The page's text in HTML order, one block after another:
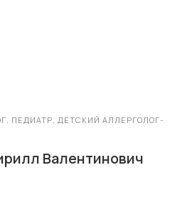
ПЕДИАТР, ДЕТСКИЙ АЛЛЕРГОЛОГ-
Валентинович